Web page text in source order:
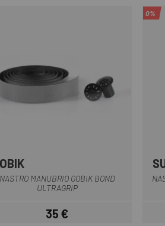
NASTRO MANUBRIO GOBIK BOND
ULTRAGRIP
Prezzo
35 €
0%